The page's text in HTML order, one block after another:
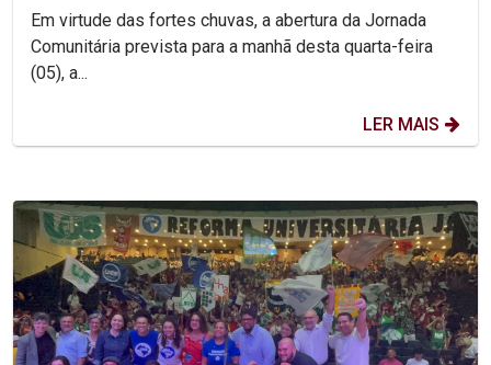
Em virtude das fortes chuvas, a abertura da Jornada
Comunitária prevista para a manhã desta quarta-feira
(05), a...
LER MAIS